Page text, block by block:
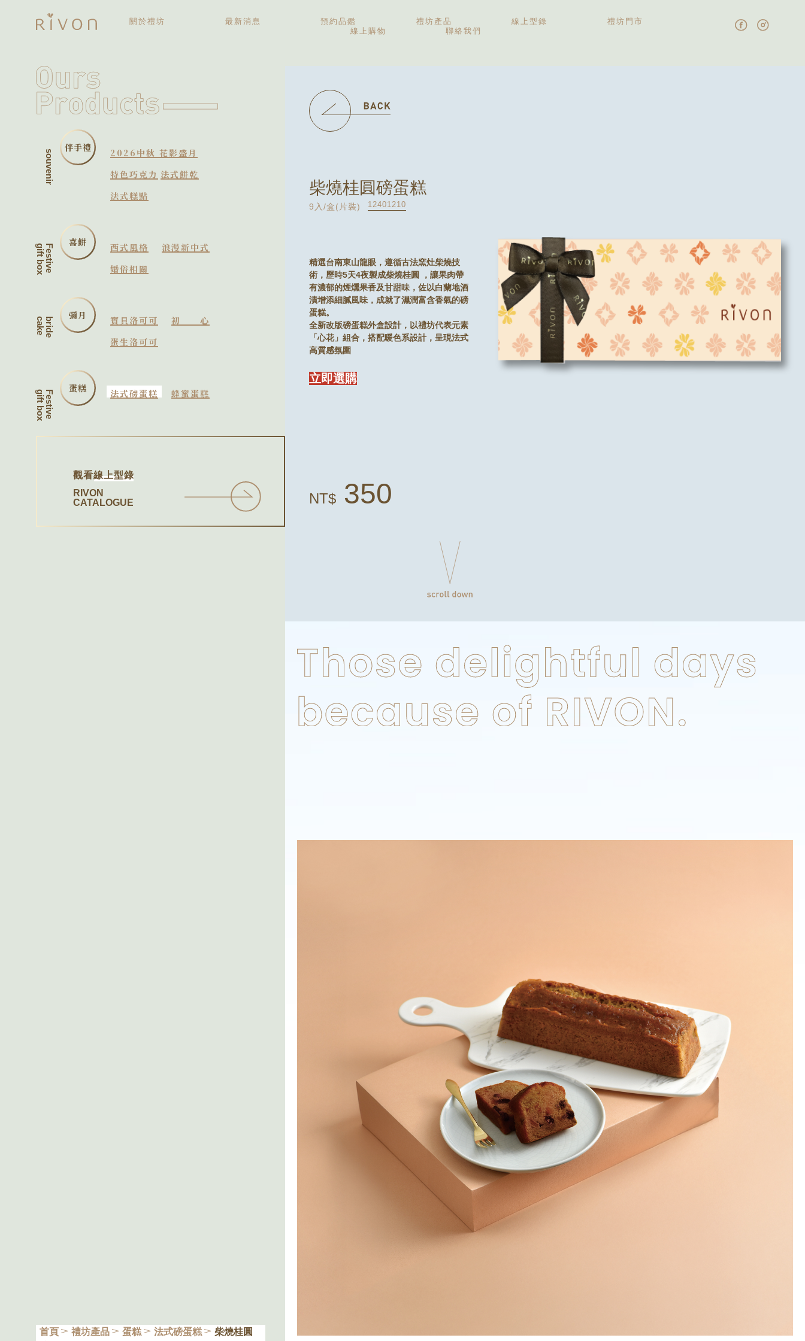
關於禮坊
最新消息 預約品鑑
禮坊產品
線上型錄
禮坊門市
線上購物
聯絡我們
souvenir
伴手禮
2026中秋 花影盛月
特色巧克力 法式餅乾
法式糕點
Festive
gift box
喜餅 西式風格
浪漫新中式
婚俗相關
bride
cake
彌月 寶貝洛可可
初心
蛋生洛可可
Festive
gift box
蛋糕 法式磅蛋糕 蜂蜜蛋糕
觀看線上型錄
RIVON
CATALOGUE
首頁 禮坊產品 蛋糕 法式磅蛋糕
柴燒桂圓
柴燒桂圓磅蛋糕
9入/盒(片裝) 12401210
精選台南東山龍眼，遵循古法窯灶柴燒技
術，歷時5天4夜製成柴燒桂圓 ，讓果肉帶
有濃郁的煙燻果香及甘甜味，佐以白蘭地酒
漬增添細膩風味，成就了濕潤富含香氣的磅
蛋糕。
全新改版磅蛋糕外盒設計，以禮坊代表元素
「心花」組合，搭配暖色系設計，呈現法式
高質感氛圍
立即選購
NT$ 350